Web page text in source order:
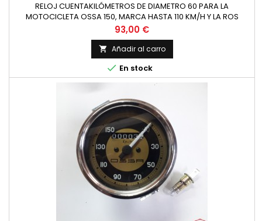
RELOJ CUENTAKILÓMETROS DE DIAMETRO 60 PARA LA
MOTOCICLETA OSSA 150, MARCA HASTA 110 KM/H Y LA ROS
Precio
93,00 €
 Añadir al carro
 En stock